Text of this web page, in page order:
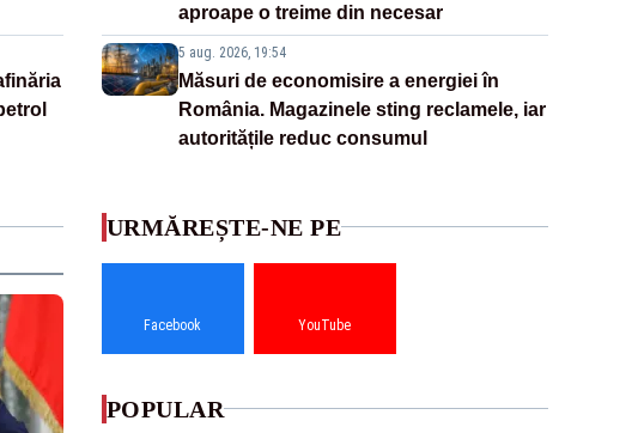
aproape o treime din necesar
5 aug. 2026, 19:54
Măsuri de economisire a energiei în
România. Magazinele sting reclamele, iar
autoritățile reduc consumul
URMĂREȘTE-NE PE
Facebook YouTube
POPULAR